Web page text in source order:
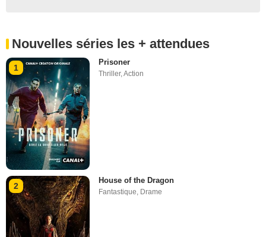
Nouvelles séries les + attendues
1
Prisoner
Thriller,Action
2
House of the Dragon
Fantastique Drame